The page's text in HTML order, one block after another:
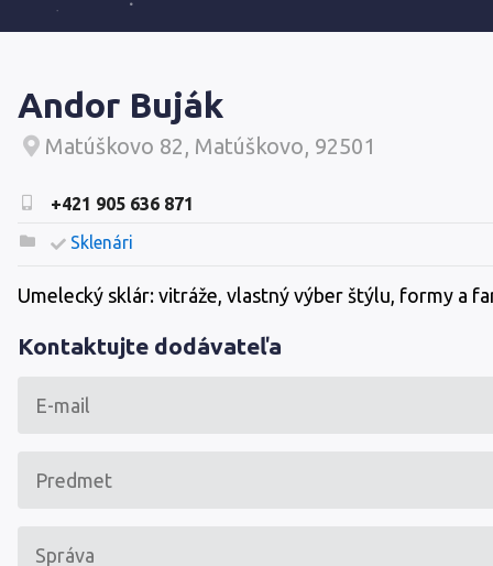
Andor Buják
Matúškovo 82, Matúškovo, 92501
+421 905 636 871
Sklenári
Umelecký sklár: vitráže, vlastný výber štýlu, formy a
Kontaktujte dodávateľa